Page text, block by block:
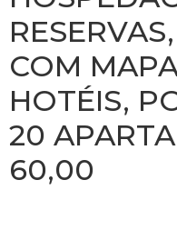
COM
HOTÉIS,
20
60,00